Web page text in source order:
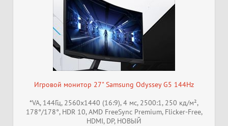
Игровой монитор 27" Samsung Odyssey G5 144Hz
*VA, 144Гц, 2560x1440 (16:9), 4 мс, 2500:1, 250 кд/м²,
178°/178°, HDR 10, AMD FreeSync Premium, Flicker-Free,
HDMI, DP, НОВЫЙ